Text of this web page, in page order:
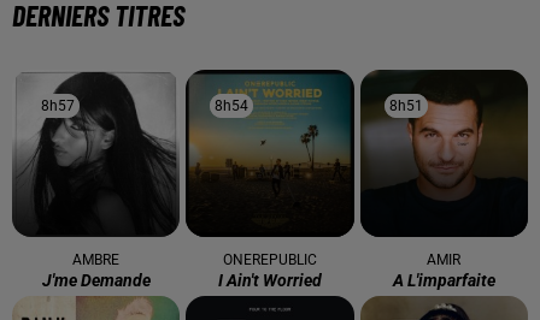
DERNIERS TITRES
8h57
8h57
AMBRE
J'me Demande
8h54
8h54
ONEREPUBLIC
I Ain't Worried
8h51
8h51
AMIR
A L'imparfaite